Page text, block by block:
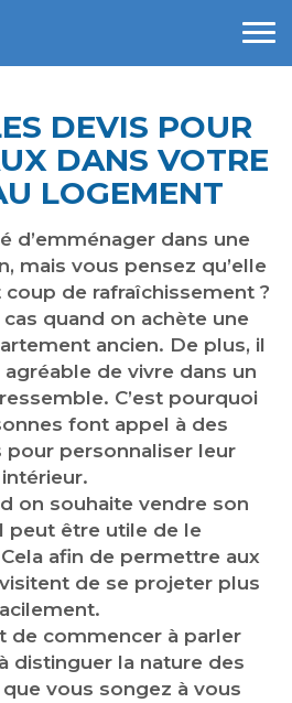
DEVIS POUR
DANS VOTRE
LOGEMENT
d’emménager dans une
mais vous pensez qu’elle
coup de rafraîchissement ?
cas quand on achète une
ancien. De plus, il
de vivre dans un
C’est pourquoi
font appel à des
personnaliser leur
intérieur.
on souhaite vendre son
peut être utile de le
afin de permettre aux
de se projeter plus
de commencer à parler
distinguer la nature des
vous songez à vous